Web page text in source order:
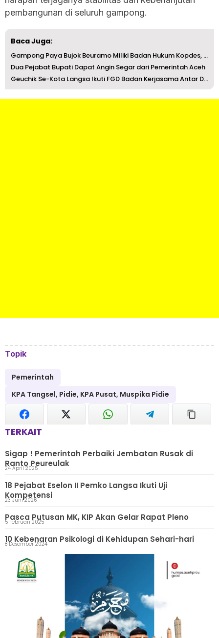
pembangunan di seluruh gampong.
Baca Juga:
Gampong Paya Bujok Beuramo Miliki Badan Hukum Kopdes, Rai...
Dua Pejabat Bupati Dapat Angin Segar dari Pemerintah Aceh
Geuchik Se-Kota Langsa Ikuti FGD Badan Kerjasama Antar Desa
Topik
Pemerintah
KPA Tangsel, Pidie, KPA Pusat, Muspika Pidie
TERKAIT
Sigap ! Pemerintah Perbaiki Jembatan Rusak di
Ranto Peureulak
24 April 2025
18 Pejabat Eselon II Pemko Langsa Ikuti Uji
Kompetensi
23 Juni 2026
Pasca Putusan MK, KIP Akan Gelar Rapat Pleno
5 Februari 2025
10 Kebenaran Psikologi di Kehidupan Sehari-hari
8 Desember 2024